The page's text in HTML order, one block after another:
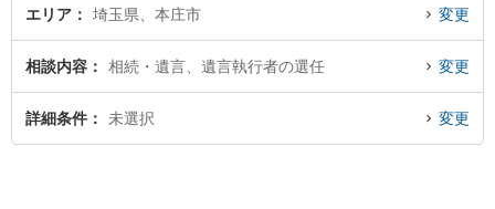
エリア 埼玉県、本庄市 変更
相談内容 相続・遺言、遺言執行者の選任 変更
詳細条件 未選択 変更